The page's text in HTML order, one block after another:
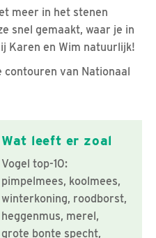
meer in het stenen
snel gemaakt, waar je in
Karen en Wim natuurlijk!
contouren van Nationaal
Wat leeft er zoal
Vogel top-10:
pimpelmees, koolmees,
winterkoning, roodborst,
heggenmus, merel,
grote bonte specht,